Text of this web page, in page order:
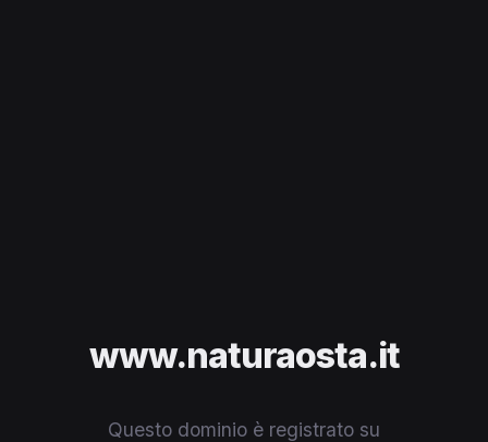
www.naturaosta.it
Questo dominio è registrato su